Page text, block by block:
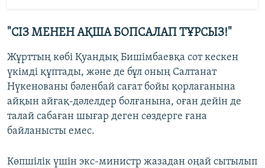
"СІЗ МЕНЕН АҚША БОПСАЛАП ТҰРСЫЗ!"
Жұрттың көбі Қуандық Бишімбаевқа сот кескен
үкімді құптады, және де бұл оның Салтанат
Нүкенованы бәленбай сағат бойы қорлағанына
айқын айғақ-дәлелдер болғанына, оған дейін де
талай сабаған шығар деген сөздерге ғана
байланысты емес.
Көпшілік үшін экс-министр жазадан оңай сытылып